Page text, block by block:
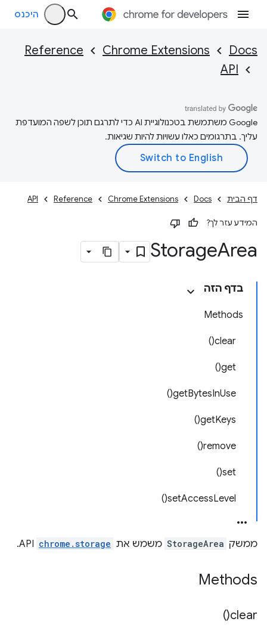
היכנס
Docs
Chrome Extensions
Reference
API
‫Google משתמשת בטכנולוגיית AI כדי לתרגם תוכן לשפה המועדפת
עליך. בתרגומים כאלו עשויות להיות שגיאות.
דף הבית Docs
Chrome Extensions
Reference
API
המידע עזר לך?
StorageArea
בדף הזה
Methods
clear()
get()
getBytesInUse()
getKeys()
remove()
set()
setAccessLevel()
ממשק StorageArea משמש את chrome.storage
Methods
clear(
)